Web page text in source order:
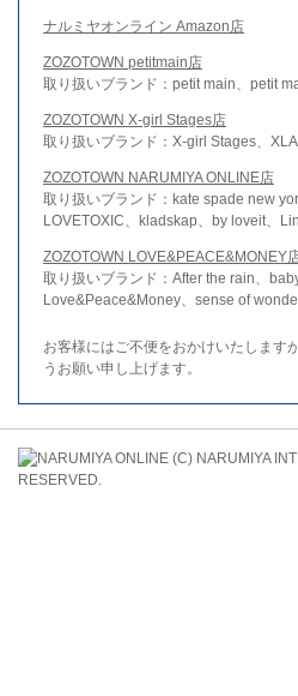
ナルミヤオンライン Amazon店
ZOZOTOWN petitmain店
取り扱いブランド：petit main、petit
ZOZOTOWN X-girl Stages店
取り扱いブランド：X-girl Stages、
ZOZOTOWN NARUMIYA ONLINE店
取り扱いブランド：kate spade new
LOVETOXIC、kladskap、by loveit、
ZOZOTOWN LOVE&PEACE&MONEY
取り扱いブランド：After the rain、
Love&Peace&Money、sense of
お客様にはご不便をおかけいたします
うお願い申し上げます。